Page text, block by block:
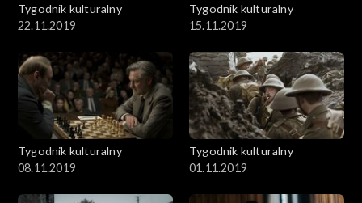
Tygodnik kulturalny
22.11.2019
Tygodnik kulturalny
15.11.2019
Tygodnik kulturalny
08.11.2019
Tygodnik kulturalny
01.11.2019